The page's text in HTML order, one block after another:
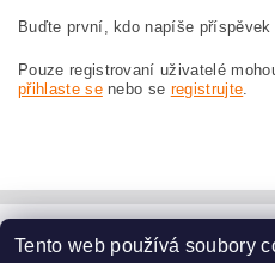
Buďte první, kdo napíše
Pouze registrovaní uživatelé
přihlaste senebo se registrujte.
Tento web používá soubory